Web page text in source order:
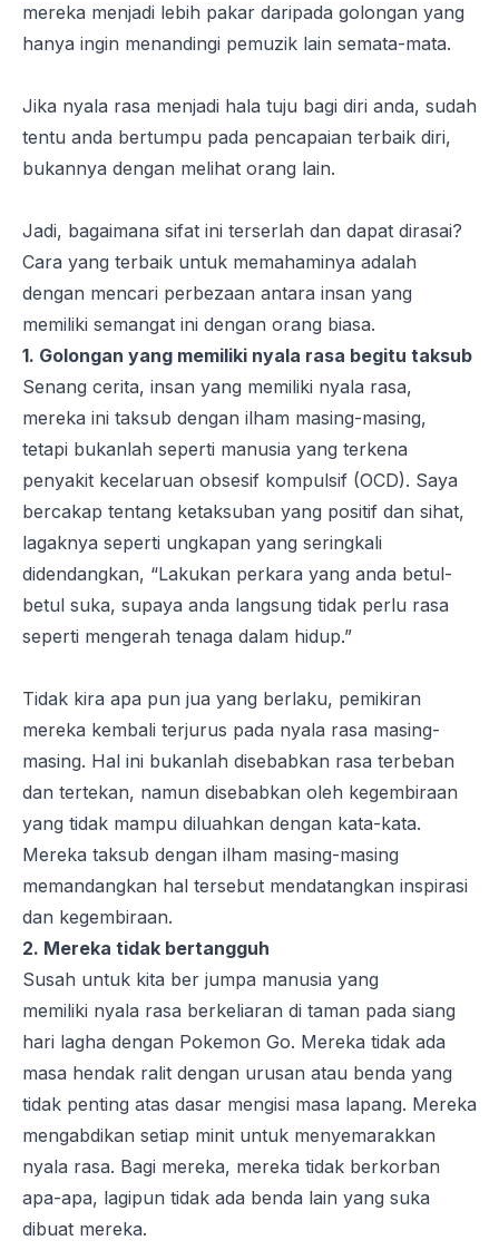
mereka menjadi lebih pakar daripada golongan yang
hanya ingin menandingi pemuzik lain semata-mata.
Jika nyala rasa menjadi hala tuju bagi diri anda, sudah
tentu anda bertumpu pada pencapaian terbaik diri,
bukannya dengan melihat orang lain.
Jadi, bagaimana sifat ini terserlah dan dapat dirasai?
Cara yang terbaik untuk memahaminya adalah
dengan mencari perbezaan antara insan yang
memiliki semangat ini dengan orang biasa.
1. Golongan yang memiliki nyala rasa begitu taksub
Senang cerita, insan yang memiliki nyala rasa,
mereka ini taksub dengan ilham masing-masing,
tetapi bukanlah seperti manusia yang terkena
penyakit kecelaruan obsesif kompulsif (OCD). Saya
bercakap tentang ketaksuban yang positif dan sihat,
lagaknya seperti ungkapan yang seringkali
didendangkan, “Lakukan perkara yang anda betul-
betul suka, supaya anda langsung tidak perlu rasa
seperti mengerah tenaga dalam hidup.”
Tidak kira apa pun jua yang berlaku, pemikiran
mereka kembali terjurus pada nyala rasa masing-
masing. Hal ini bukanlah disebabkan rasa terbeban
dan tertekan, namun disebabkan oleh kegembiraan
yang tidak mampu diluahkan dengan kata-kata.
Mereka taksub dengan ilham masing-masing
memandangkan hal tersebut mendatangkan inspirasi
dan kegembiraan.
2. Mereka tidak bertangguh
Susah untuk kita ber jumpa manusia yang
memiliki nyala rasa berkeliaran di taman pada siang
hari lagha dengan Pokemon Go. Mereka tidak ada
masa hendak ralit dengan urusan atau benda yang
tidak penting atas dasar mengisi masa lapang. Mereka
mengabdikan setiap minit untuk menyemarakkan
nyala rasa. Bagi mereka, mereka tidak berkorban
apa-apa, lagipun tidak ada benda lain yang suka
dibuat mereka.